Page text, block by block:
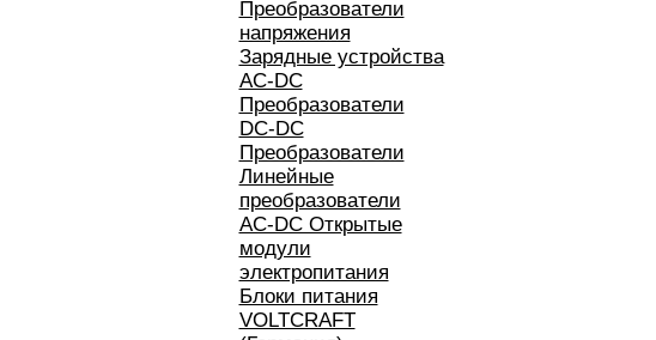
Преобразователи
напряжения
Зарядные устройства
AC-DC
Преобразователи
DC-DC
Преобразователи
Линейные
преобразователи
AC-DC Открытые
модули
электропитания
Блоки питания
VOLTCRAFT